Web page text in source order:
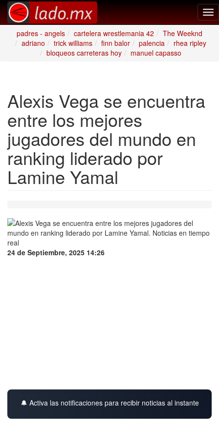
padres - angels
cartelera wrestlemania 42
The Weeknd
adriano
trick williams finn balor palencia
rhea ripley
bloqueos carreteras hoy
manuel capasso
Alexis Vega se encuentra
entre los mejores
jugadores del mundo en
ranking liderado por
Lamine Yamal
24 de Septiembre, 2025 14:26
🔔 Activa las notificaciones para recibir noticias al instante